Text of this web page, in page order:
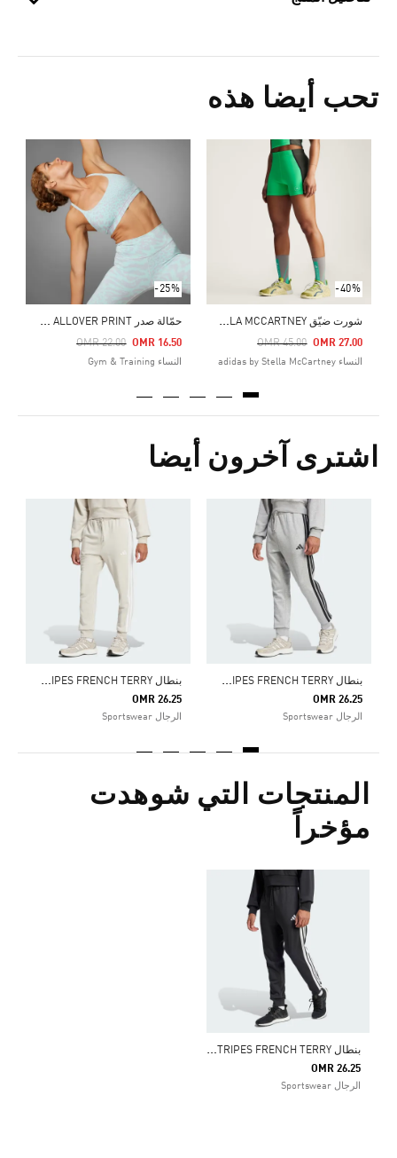
تحب أيضا هذه
-40%
ش
ورت ضيّق ADIDAS BY STELLA MCCARTNEY
Price Reduced From
OMR 45.00
To OMR 27.00
النساء adidas by Stella McCartney
-25%
ح
مّالة صدر ALL ME LIGHT-SUPPORT ALLOVER PRINT
Price Reduced From
OMR 22.00
To OMR 16.50
النساء Gym & Training
Price Reduced From
To
اشترى آخرون أيضا
ب
نطال ESSENTIAL 3-STRIPES FRENCH TERRY
OMR 26.25
الرجال Sportswear
ب
نطال ESSENTIAL 3-STRIPES FRENCH TERRY
OMR 26.25
الرجال Sportswear
المنتجات التي شوهدت
مؤخراً
ب
نطال ESSENTIAL 3-STRIPES FRENCH TERRY
OMR 26.25
الرجال Sportswear